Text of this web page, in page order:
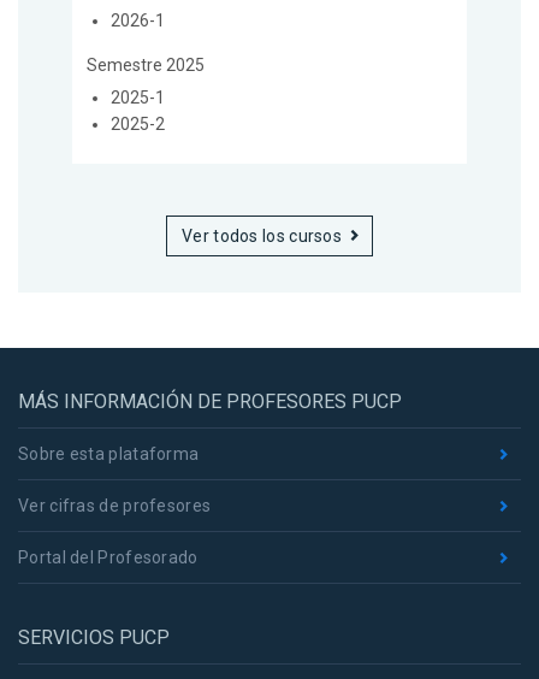
2026-1
Semestre 2025
2025-1
2025-2
Ver todos los cursos
MÁS INFORMACIÓN DE PROFESORES PUCP
Sobre esta plataforma
Ver cifras de profesores
Portal del Profesorado
SERVICIOS PUCP